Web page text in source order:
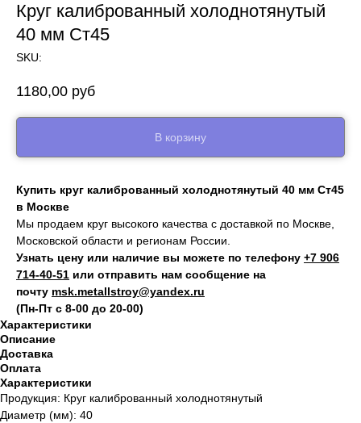
Круг калиброванный холоднотянутый
40 мм Ст45
SKU:
1180,00 руб
В корзину
Купить круг калиброванный холоднотянутый 40 мм Ст45
в Москве
Мы продаем круг высокого качества с доставкой по Москве,
Московской области и регионам России.
Узнать цену или наличие вы можете по телефону +7 906
714‑40-51 или отправить нам сообщение на
почту msk.metallstroy@yandex.ru
(Пн-Пт с 8-00 до 20-00)
Характеристики
Описание
Доставка
Оплата
Характеристики
Продукция: Круг калиброванный холоднотянутый
Диаметр (мм): 40